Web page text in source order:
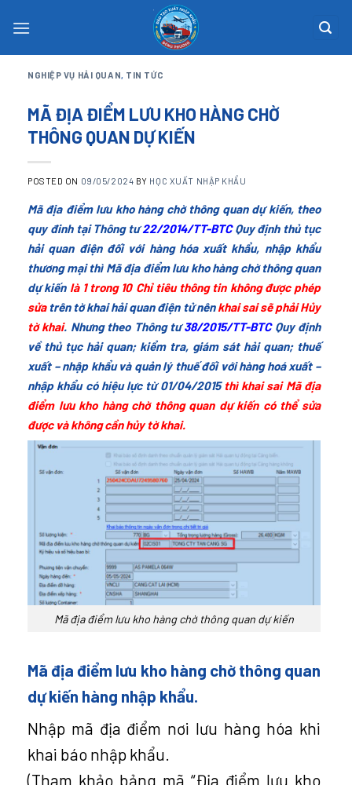
NGHIỆP VỤ HẢI QUAN, TIN TỨC
MÃ ĐỊA ĐIỂM LƯU KHO HÀNG CHỜ
THÔNG QUAN DỰ KIẾN
POSTED ON 09/05/2024 BY HỌC XUẤT NHẬP KHẨU
Mã địa điểm lưu kho hàng chờ thông quan dự kiến, theo
quy đinh tại Thông tư22/2014/TT-BTCQuy định thủ tục
hải quan điện đối với hàng hóa xuất khẩu, nhập khẩu
thương mại thì Mã địa điểm lưu kho hàng chờ thông quan
dự kiến là 1 trong 10 Chỉ tiêu thông tin không được phép
sửatrên tờ khai hải quan điện tử nênkhai sai sẽ phải Hủy
tờ khai. Nhưng theo Thông tư38/2015/TT-BTCQuy định
về thủ tục hải quan; kiểm tra, giám sát hải quan; thuế
xuất – nhập khẩu và quản lý thuế đối với hàng hoá xuất –
nhập khẩu có hiệu lực từ 01/04/2015 thì khai sai Mã địa
điểm lưu kho hàng chờ thông quan dự kiến có thể sửa
được và không cần hủy tờ khai.
Mã địa điểm lưu kho hàng chờ thông quan dự kiến
Mã địa điểm lưu kho hàng chờ thông quan
dự kiến hàng nhập khẩu.
Nhập mã địa điểm nơi lưu hàng hóa khi
khai báo nhập khẩu.
(Tham khảo bảng mã “Địa điểm lưu kho